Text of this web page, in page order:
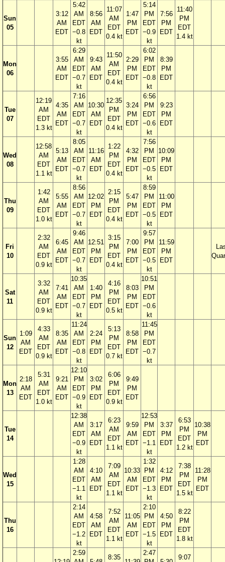
Sun
05
3:12
AM
EDT
5:42
AM
EDT
−0.8
kt
8:56
AM
EDT
11:07
AM
EDT
0.4 kt
1:47
PM
EDT
5:14
PM
EDT
−0.9
kt
7:56
PM
EDT
11:40
PM
EDT
1.4 kt
Mon
06
3:55
AM
EDT
6:29
AM
EDT
−0.7
kt
9:43
AM
EDT
11:50
AM
EDT
0.4 kt
2:29
PM
EDT
6:02
PM
EDT
−0.8
kt
8:39
PM
EDT
Tue
07
12:19
AM
EDT
1.3 kt
4:35
AM
EDT
7:16
AM
EDT
−0.7
kt
10:30
AM
EDT
12:35
PM
EDT
0.4 kt
3:24
PM
EDT
6:56
PM
EDT
−0.6
kt
9:23
PM
EDT
Wed
08
12:58
AM
EDT
1.1 kt
5:13
AM
EDT
8:05
AM
EDT
−0.7
kt
11:16
AM
EDT
1:22
PM
EDT
0.4 kt
4:32
PM
EDT
7:56
PM
EDT
−0.5
kt
10:09
PM
EDT
Thu
09
1:42
AM
EDT
1.0 kt
5:55
AM
EDT
8:56
AM
EDT
−0.7
kt
12:02
PM
EDT
2:15
PM
EDT
0.4 kt
5:47
PM
EDT
8:59
PM
EDT
−0.5
kt
11:00
PM
EDT
Fri
10
2:32
AM
EDT
0.9 kt
6:45
AM
EDT
9:46
AM
EDT
−0.7
kt
12:51
PM
EDT
3:15
PM
EDT
0.4 kt
7:00
PM
EDT
9:57
PM
EDT
−0.5
kt
11:59
PM
EDT
Sat
11
3:32
AM
EDT
0.9 kt
7:41
AM
EDT
10:35
AM
EDT
−0.7
kt
1:40
PM
EDT
4:16
PM
EDT
0.5 kt
8:03
PM
EDT
10:51
PM
EDT
−0.6
kt
Sun
12
1:09
AM
EDT
4:33
AM
EDT
0.9 kt
8:35
AM
EDT
11:24
AM
EDT
−0.8
kt
2:24
PM
EDT
5:13
PM
EDT
0.7 kt
8:58
PM
EDT
11:45
PM
EDT
−0.7
kt
Mon
13
2:18
AM
EDT
5:31
AM
EDT
1.0 kt
9:21
AM
EDT
12:10
PM
EDT
−0.9
kt
3:02
PM
EDT
6:06
PM
EDT
0.9 kt
9:49
PM
EDT
Tue
14
12:38
AM
EDT
−0.9
kt
3:17
AM
EDT
6:23
AM
EDT
1.1 kt
9:59
AM
EDT
12:53
PM
EDT
−1.1
kt
3:37
PM
EDT
6:53
PM
EDT
1.2 kt
10:38
PM
EDT
Wed
15
1:28
AM
EDT
−1.1
kt
4:10
AM
EDT
7:09
AM
EDT
1.1 kt
10:33
AM
EDT
1:32
PM
EDT
−1.3
kt
4:12
PM
EDT
7:38
PM
EDT
1.5 kt
11:28
PM
EDT
Thu
16
2:14
AM
EDT
−1.2
kt
4:58
AM
EDT
7:52
AM
EDT
1.1 kt
11:05
AM
EDT
2:10
PM
EDT
−1.5
kt
4:50
PM
EDT
8:22
PM
EDT
1.8 kt
2:59
8:35
2:47
9:07